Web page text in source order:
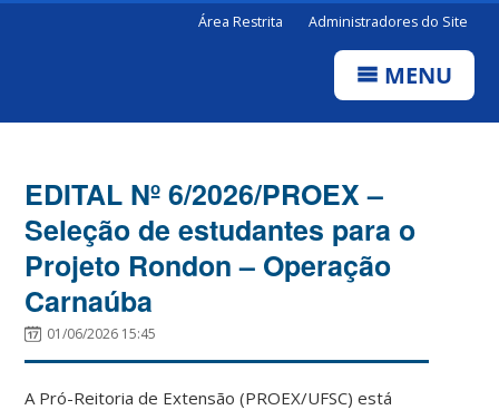
Área Restrita Administradores do Site
MENU
EDITAL Nº 6/2026/PROEX –
Seleção de estudantes para o
Projeto Rondon – Operação
Carnaúba
01/06/2026 15:45
A Pró-Reitoria de Extensão (PROEX/UFSC) está